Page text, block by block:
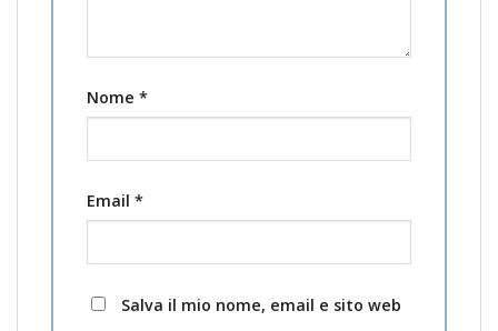
Nome *
Email *
Salva il mio nome, email e sito web